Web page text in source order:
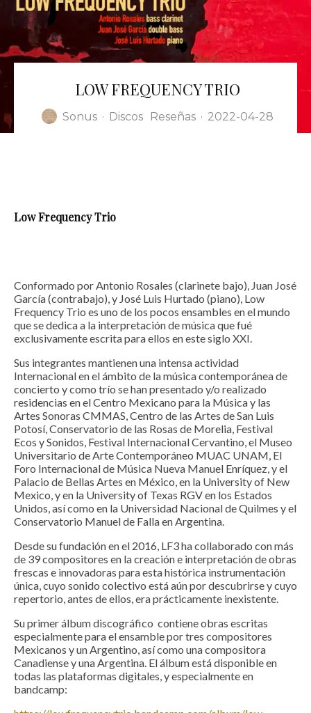
Comentario*
Correo electrónico*
próxima vez que comente.
Recibir un correo electrónico con los siguientes comentarios a esta entrada.
Recibir un correo electrónico con cada nueva entrada.
LOW FREQUENCY TRIO
Sonus · Discos Reseñas · 2022-04-28
Low Frequency Trio
Conformado por Antonio Rosales (clarinete bajo), Juan José
García (contrabajo), y José Luis Hurtado (piano), Low
Frequency Trio es uno de los pocos ensambles en el mundo
que se dedica a la interpretación de música que fué
exclusivamente escrita para ellos en este siglo XXI.
Sus integrantes mantienen una intensa actividad
Internacional en el ámbito de la música contemporánea de
concierto y como trío se han presentado y/o realizado
residencias en el Centro Mexicano para la Música y las
Artes Sonoras CMMAS, Centro de las Artes de San Luis
Potosí, Conservatorio de las Rosas de Morelia, Festival
Ecos y Sonidos, Festival Internacional Cervantino, el Museo
Universitario de Arte Contemporáneo MUAC UNAM, El
Foro Internacional de Música Nueva Manuel Enríquez, y el
Palacio de Bellas Artes en México, en la University of New
Mexico, y en la University of Texas RGV en los Estados
Unidos, así como en la Universidad Nacional de Quilmes y el
Conservatorio Manuel de Falla en Argentina.
Desde su fundación en el 2016, LF3 ha collaborado con más
de 39 compositores en la creación e interpretación de obras
frescas e innovadoras para esta histórica instrumentación
única, cuyo sonido colectivo está aún por descubrirse y cuyo
repertorio, antes de ellos, era prácticamente inexistente.
Su primer álbum discográfico contiene obras escritas
especialmente para el ensamble por tres compositores
Mexicanos y un Argentino, así como una compositora
Canadiense y una Argentina. El álbum está disponible en
todas las plataformas digitales, y especialmente en
bandcamp: